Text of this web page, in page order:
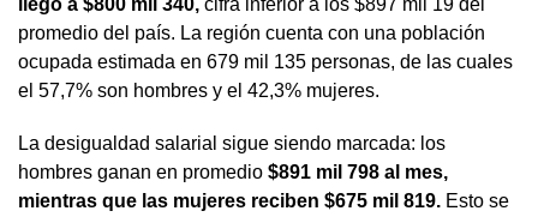
promedio del país. La región cuenta con una población
ocupada estimada en 679 mil 135 personas, de las cuales
el 57,7% son hombres y el 42,3% mujeres.
La desigualdad salarial sigue siendo marcada: los
hombres ganan en promedio $891 mil 798 al mes,
mientras que las mujeres reciben $675 mil 819. Esto se